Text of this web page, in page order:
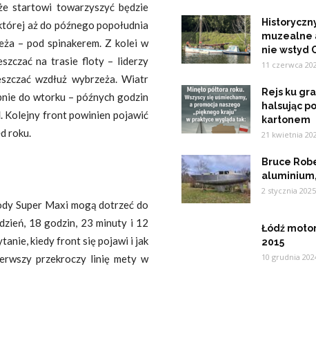
startowi towarzyszyć będzie
aż do późnego popołudnia
– pod spinakerem. Z kolei w
na trasie floty – liderzy
wzdłuż wybrzeża. Wiatr
do wtorku – późnych godzin
Kolejny front powinien pojawić
roku.
Super Maxi mogą dotrzeć do
18 godzin, 23 minuty i 12
kiedy front się pojawi i jak
przekroczy linię mety w
muzealne
nie wstyd
11 czerwca
Rejs ku
halsując
kartonem
21 kwietnia
Bruce
2 stycznia 2025
Łódź
2015
10 grudnia